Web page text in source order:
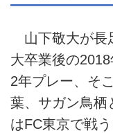
山下敬大が長
大卒業後の
2年プレー、そ
葉、サガン鳥栖
はFC東京で戦う